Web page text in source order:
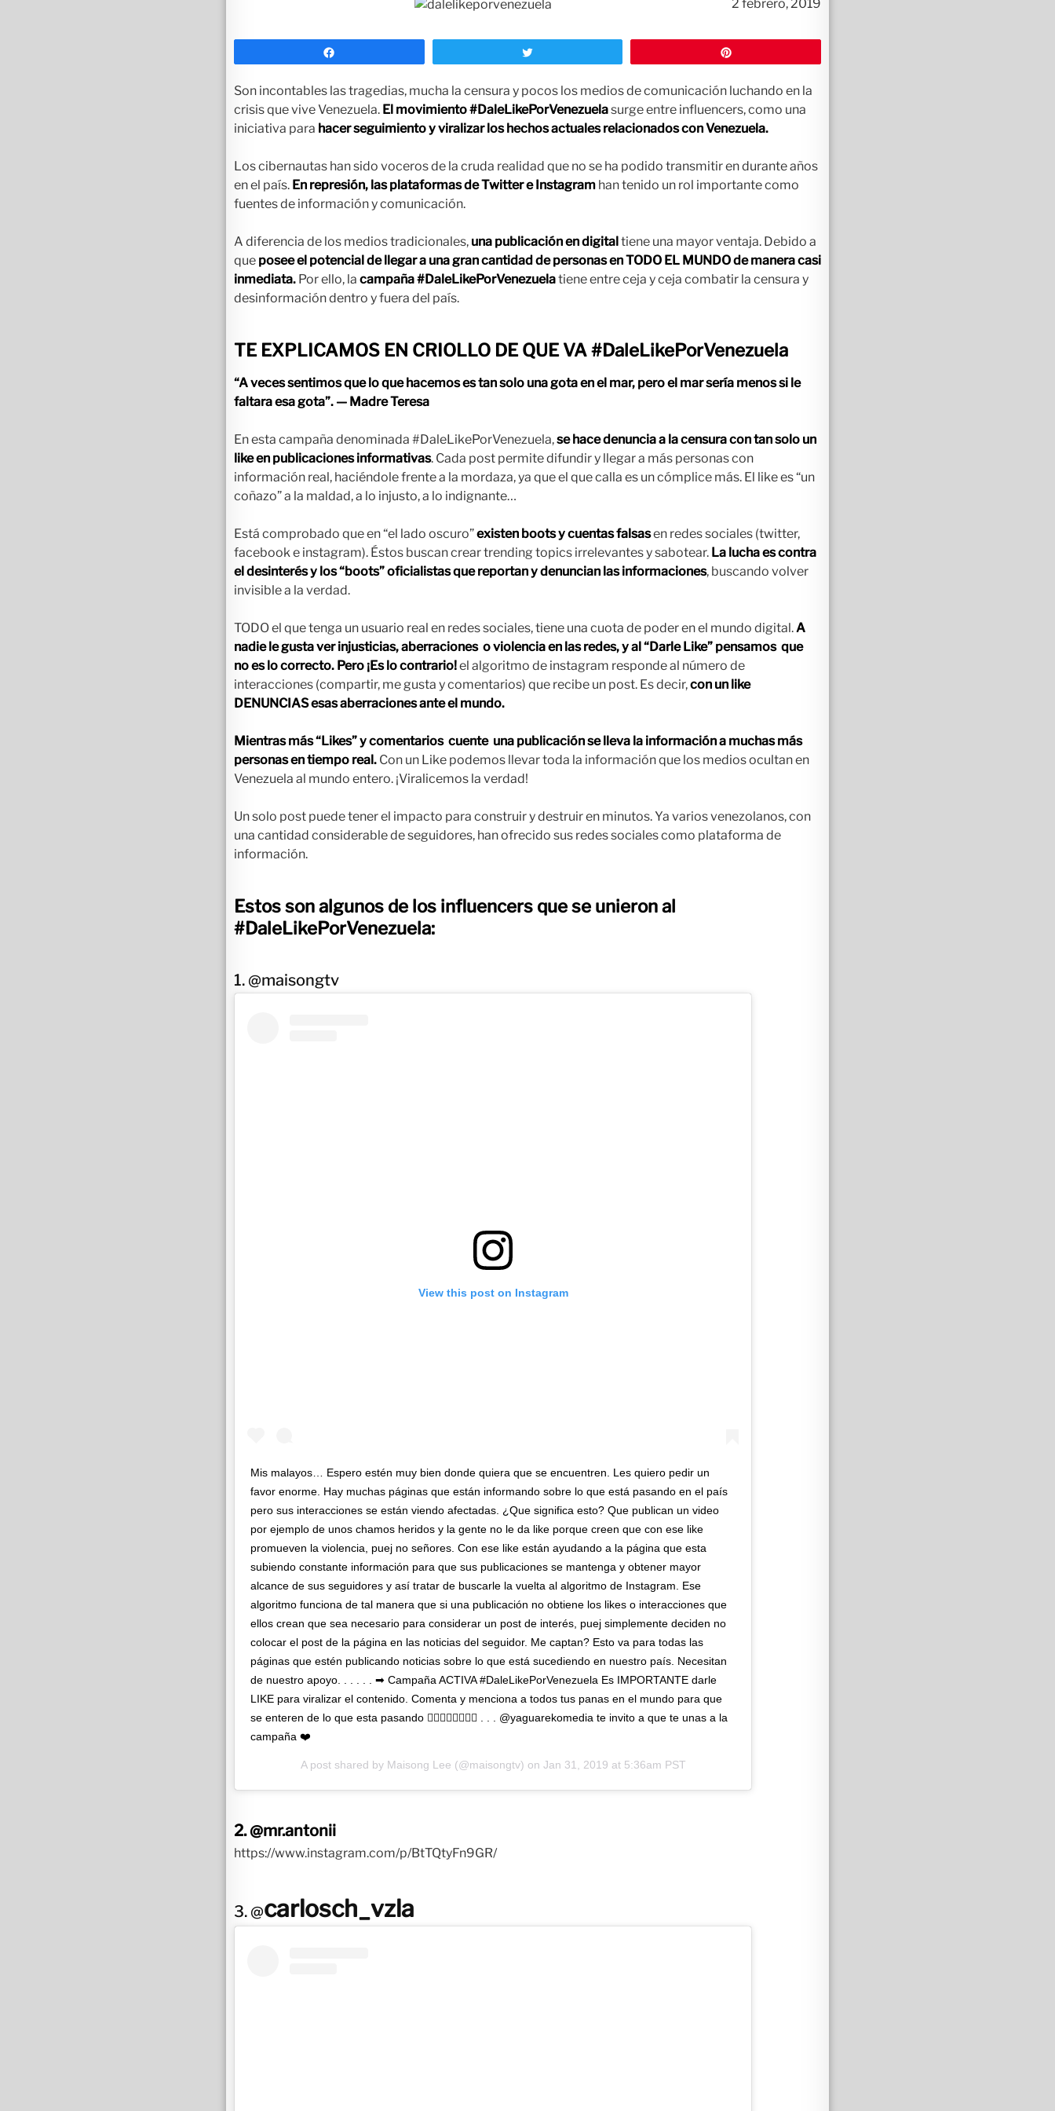
2 febrero, 2019
Son incontables las tragedias, mucha la censura y pocos los medios de comunicación luchando en la
crisis que vive Venezuela. El movimiento #DaleLikePorVenezuelasurge entre influencers, como una
iniciativa para hacer seguimiento y viralizar los hechos actuales relacionados con Venezuela.
Los cibernautas han sido voceros de la cruda realidad que no se ha podido transmitir en durante años
en el país. En represión, las plataformas de Twitter e Instagram han tenido un rol importante como
fuentes de información y comunicación.
A diferencia de los medios tradicionales, una publicación en digitaltiene una mayor ventaja. Debido a
que posee el potencial de llegar a una gran cantidad de personas en TODO EL MUNDO de manera casi
inmediata. Por ello, la campaña #DaleLikePorVenezuelatiene entre ceja y ceja combatir la censura y
desinformación dentro y fuera del país.
TE EXPLICAMOS EN CRIOLLO DE QUE VA #DaleLikePorVenezuela
“A veces sentimos que lo que hacemos es tan solo una gota en el mar, pero el mar sería menos si le
faltara esa gota”. — Madre Teresa
En esta campaña denominada #DaleLikePorVenezuela,se hace denuncia a la censura con tan solo un
like en publicaciones informativas. Cada post permite difundir y llegar a más personas con
información real, haciéndole frente a la mordaza, ya que el que calla es un cómplice más. El like es “un
coñazo” a la maldad, a lo injusto, a lo indignante…
Está comprobado que en “el lado oscuro”existen boots y cuentas falsasen redes sociales (twitter,
facebook e instagram). Éstos buscan crear trending topics irrelevantes y sabotear. La lucha es contra
el desinterés y los “boots” oficialistas que reportan y denuncian las informaciones, buscando volver
invisible a la verdad.
TODO el que tenga un usuario real en redes sociales, tiene una cuota de poder en el mundo digital. A
nadie le gusta ver injusticias, aberraciones o violencia en las redes, y al “Darle Like” pensamos que
no es lo correcto. Pero ¡Es lo contrario!el algoritmo de instagram responde al número de
interacciones (compartir, me gusta y comentarios) que recibe un post. Es decir,con un like
DENUNCIAS esas aberraciones ante el mundo.
Mientras más “Likes” y comentarios cuente una publicación se lleva la información a muchas más
personas en tiempo real. Con un Like podemos llevar toda la información que los medios ocultan en
Venezuela al mundo entero. ¡Viralicemos la verdad!
Un solo post puede tener el impacto para construir y destruir en minutos. Ya varios venezolanos, con
una cantidad considerable de seguidores, han ofrecido sus redes sociales como plataforma de
información.
Estos son algunos de los influencers que se unieron al
#DaleLikePorVenezuela:
1. @maisongtv
View this post on Instagram
Mis malayos… Espero estén muy bien donde quiera que se encuentren. Les quiero pedir un
favor enorme. Hay muchas páginas que están informando sobre lo que está pasando en el país
pero sus interacciones se están viendo afectadas. ¿Que significa esto? Que publican un video
por ejemplo de unos chamos heridos y la gente no le da like porque creen que con ese like
promueven la violencia, puej no señores. Con ese like están ayudando a la página que esta
subiendo constante información para que sus publicaciones se mantenga y obtener mayor
alcance de sus seguidores y así tratar de buscarle la vuelta al algoritmo de Instagram. Ese
algoritmo funciona de tal manera que si una publicación no obtiene los likes o interacciones que
ellos crean que sea necesario para considerar un post de interés, puej simplemente deciden no
colocar el post de la página en las noticias del seguidor. Me captan? Esto va para todas las
páginas que estén publicando noticias sobre lo que está sucediendo en nuestro país. Necesitan
de nuestro apoyo. . . . . . ➡ Campaña ACTIVA #DaleLikePorVenezuela Es IMPORTANTE darle
LIKE para viralizar el contenido. Comenta y menciona a todos tus panas en el mundo para que
se enteren de lo que esta pasando 👇🏻👇🏻👇🏻👇🏻 . . . @yaguarekomedia te invito a que te unas a la
campaña ❤️
A post shared by Maisong Lee (@maisongtv) on Jan 31, 2019 at 5:36am PST
2.@mr.antonii
https://www.instagram.com/p/BtTQtyFn9GR/
3. @carlosch_vzla